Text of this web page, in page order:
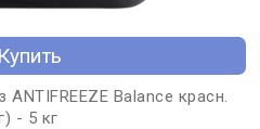
Купить
ANTIFREEZE Balance красн.
- 5 кг